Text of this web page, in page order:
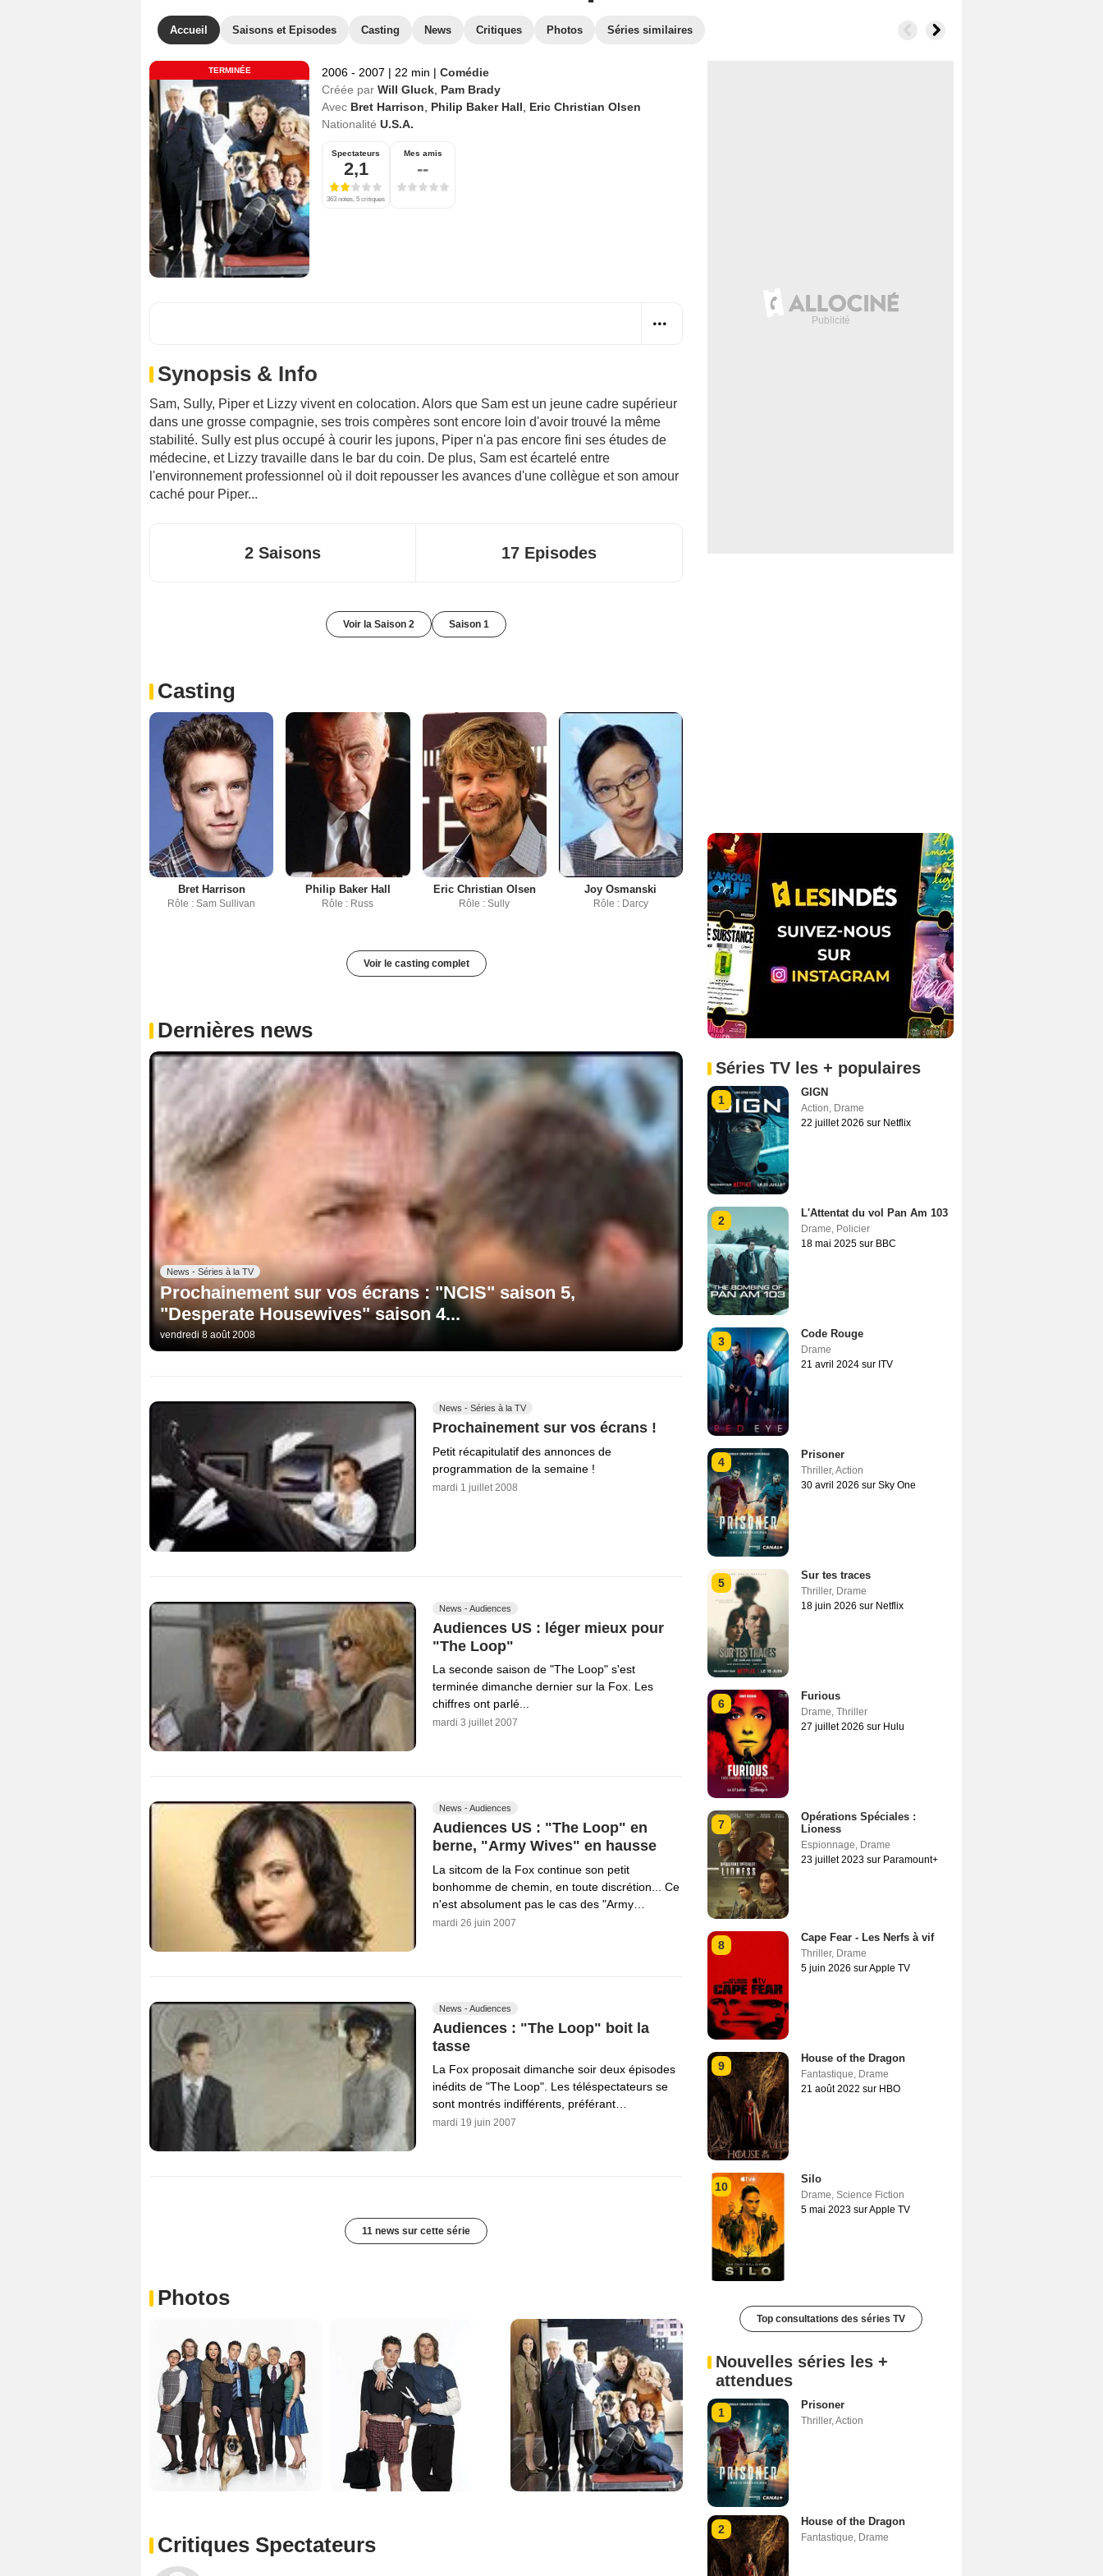
Accueil Saisons et Episodes Casting News Critiques Photos Séries similaires
TERMINÉE 2006 - 2007 | 22 min | Comédie
Créée par Will Gluck Pam Brady
Avec Bret Harrison Philip Baker Hall
Eric Christian Olsen
Nationalité U.S.A.
Spectateurs
2,1
363 notes, 5 critiques
Mes amis
--
Synopsis & Info
Sam, Sully, Piper et Lizzy vivent en colocation. Alors que Sam est un jeune cadre supérieur
dans une grosse compagnie, ses trois compères sont encore loin d'avoir trouvé la même
stabilité. Sully est plus occupé à courir les jupons, Piper n'a pas encore fini ses études de
médecine, et Lizzy travaille dans le bar du coin. De plus, Sam est écartelé entre
l'environnement professionnel où il doit repousser les avances d'une collègue et son amour
caché pour Piper...
2 Saisons 17 Episodes
Voir la Saison 2 Saison 1
Casting
Bret Harrison
Rôle : Sam Sullivan
Philip Baker Hall
Rôle : Russ
Eric Christian Olsen
Rôle : Sully
Joy Osmanski
Rôle : Darcy
Voir le casting complet
Dernières news
News - Séries à la TV
Prochainement sur vos écrans : "NCIS" saison 5,
"Desperate Housewives" saison 4...
vendredi 8 août 2008
News - Séries à la TV
Prochainement sur vos écrans !
Petit récapitulatif des annonces de
programmation de la semaine !
mardi 1 juillet 2008
News - Audiences
Audiences US : léger mieux pour
"The Loop"
La seconde saison de "The Loop" s'est
terminée dimanche dernier sur la Fox. Les
chiffres ont parlé...
mardi 3 juillet 2007
News - Audiences
Audiences US : "The Loop" en
berne, "Army Wives" en hausse
La sitcom de la Fox continue son petit
bonhomme de chemin, en toute discrétion... Ce
n'est absolument pas le cas des "Army…
mardi 26 juin 2007
News - Audiences
Audiences : "The Loop" boit la
tasse
La Fox proposait dimanche soir deux épisodes
inédits de "The Loop". Les téléspectateurs se
sont montrés indifférents, préférant…
mardi 19 juin 2007
11 news sur cette série
Photos
Critiques Spectateurs
Séries TV les + populaires
1
GIGN
Action, Drame
22 juillet 2026 sur Netflix
2
L'Attentat du vol Pan Am 103
Drame, Policier
18 mai 2025 sur BBC
3
Code Rouge
Drame
21 avril 2024 sur ITV
4
Prisoner
Thriller,Action
30 avril 2026 sur Sky One
5
Sur tes traces
Thriller, Drame
18 juin 2026 sur Netflix
6
Furious
Drame, Thriller
27 juillet 2026 sur Hulu
7
Opérations Spéciales :
Lioness
Espionnage, Drame
23 juillet 2023 sur Paramount+
8
Cape Fear - Les Nerfs à vif
Thriller, Drame
5 juin 2026 sur Apple TV
9
House of the Dragon
Fantastique, Drame
21 août 2022 sur HBO
10
Silo
Drame, Science Fiction
5 mai 2023 sur Apple TV
Top consultations des séries TV
Nouvelles séries les +
attendues
1
Prisoner
Thriller,Action
2
House of the Dragon
Fantastique, Drame